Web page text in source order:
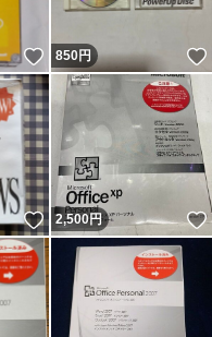
いいね！
850円
いいね！
2,500円